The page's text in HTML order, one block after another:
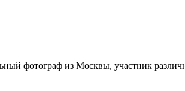
фотограф из Москвы, участник